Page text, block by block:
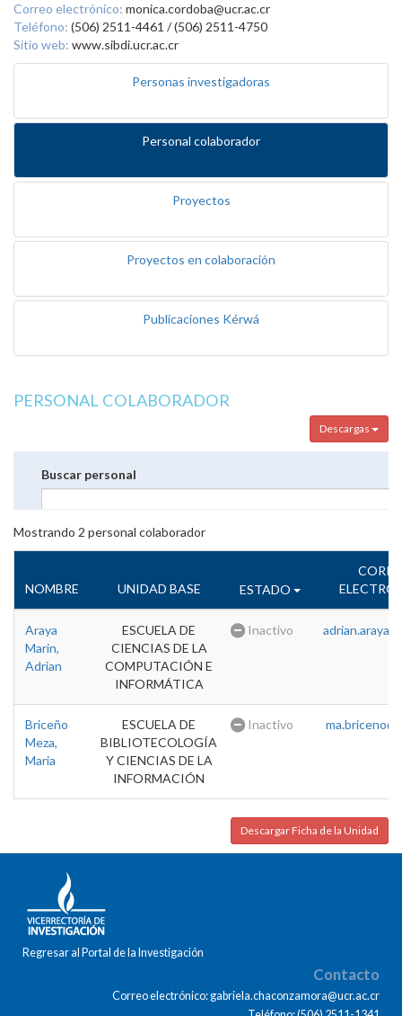
Correo electrónico: monica.cordoba@ucr.ac.cr
Teléfono: (506) 2511-4461 / (506) 2511-4750
Sitio web: www.sibdi.ucr.ac.cr
Personas investigadoras
Personal colaborador
Proyectos
Proyectos en colaboración
Publicaciones Kérwá
PERSONAL COLABORADOR
Descargas
Buscar personal
Mostrando 2 personal colaborador
NOMBRE UNIDAD BASE ESTADO
Araya
Marin,
Adrian
ESCUELA DE
CIENCIAS DE LA
COMPUTACIÓN E
INFORMÁTICA
Inactivo
Briceño
Meza,
Maria
ESCUELA DE
BIBLIOTECOLOGÍA
Y CIENCIAS DE LA
INFORMACIÓN
Inactivo
Descargar Ficha de la Unidad
Regresar al Portal de la Investigación
Contacto
Correo electrónico: gabriela.chaconzamora@ucr.ac.cr